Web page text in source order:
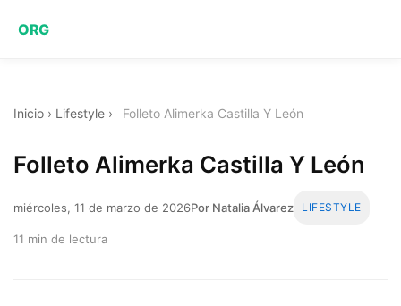
ORG
Inicio › Lifestyle › Folleto Alimerka Castilla Y León
Folleto Alimerka Castilla Y León
miércoles, 11 de marzo de 2026Por Natalia Álvarez LIFESTYLE
11 min de lectura